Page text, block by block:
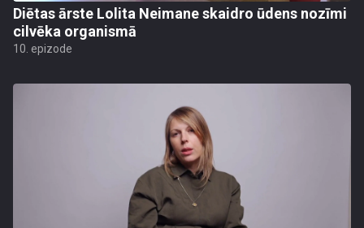
Diētas ārste Lolita Neimane skaidro ūdens nozīmi
cilvēka organismā
10. epizode